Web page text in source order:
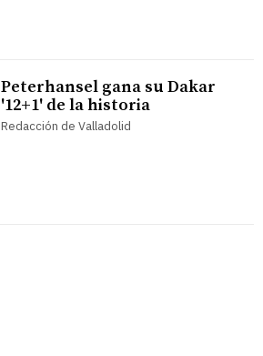
Peterhansel gana su Dakar
'12+1' de la historia
Redacción de Valladolid